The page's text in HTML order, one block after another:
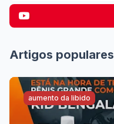
Artigos populares
aumento da libido